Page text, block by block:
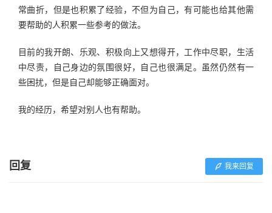
常曲折，但是也积累了经验，不但为自己，有可能也给其他需
要帮助的人积累一些参考的做法。
目前的我开朗、乐观、积极向上又想得开，工作中尽职，生活
中尽责，自己身边的氛围很好，自己也很满足。虽然仍然有一
些困扰，但是自己却能够正确面对。
我的经历，希望对别人也有帮助。
回复 我来回复